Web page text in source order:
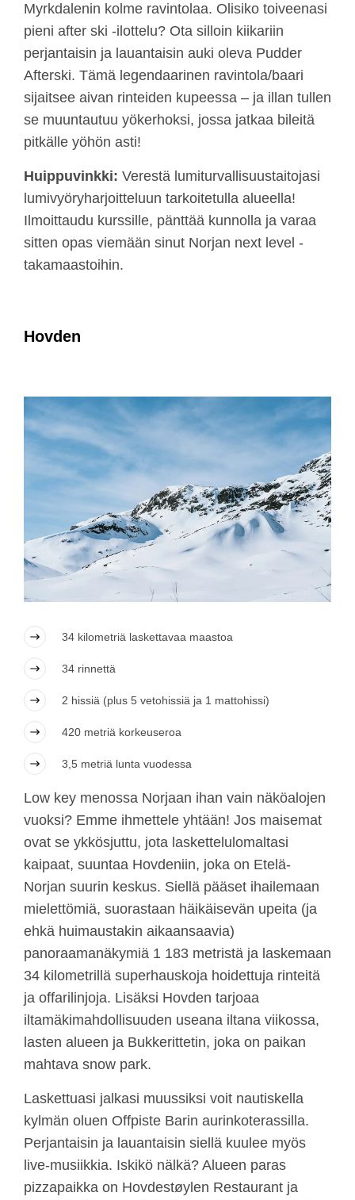
Myrkdalenin kolme ravintolaa. Olisiko toiveenasi
pieni after ski -ilottelu? Ota silloin kiikariin
perjantaisin ja lauantaisin auki oleva Pudder
Afterski. Tämä legendaarinen ravintola/baari
sijaitsee aivan rinteiden kupeessa – ja illan tullen
se muuntautuu yökerhoksi, jossa jatkaa bileitä
pitkälle yöhön asti!
Huippuvinkki: Verestä lumiturvallisuustaitojasi
lumivyöryharjoitteluun tarkoitetulla alueella!
Ilmoittaudu kurssille, pänttää kunnolla ja varaa
sitten opas viemään sinut Norjan next level -
takamaastoihin.
Hovden
34 kilometriä laskettavaa maastoa
34 rinnettä
2 hissiä (plus 5 vetohissiä ja 1 mattohissi)
420 metriä korkeuseroa
3,5 metriä lunta vuodessa
Low key menossa Norjaan ihan vain näköalojen
vuoksi? Emme ihmettele yhtään! Jos maisemat
ovat se ykkösjuttu, jota laskettelulomaltasi
kaipaat, suuntaa Hovdeniin, joka on Etelä-
Norjan suurin keskus. Siellä pääset ihailemaan
mielettömiä, suorastaan häikäisevän upeita (ja
ehkä huimaustakin aikaansaavia)
panoraamanäkymiä 1 183 metristä ja laskemaan
34 kilometrillä superhauskoja hoidettuja rinteitä
ja offarilinjoja. Lisäksi Hovden tarjoaa
iltamäkimahdollisuuden useana iltana viikossa,
lasten alueen ja Bukkerittetin, joka on paikan
mahtava snow park.
Laskettuasi jalkasi muussiksi voit nautiskella
kylmän oluen Offpiste Barin aurinkoterassilla.
Perjantaisin ja lauantaisin siellä kuulee myös
live-musiikkia. Iskikö nälkä? Alueen paras
pizzapaikka on Hovdestøylen Restaurant ja